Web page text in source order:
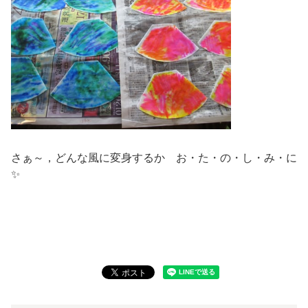
さぁ～，どんな風に変身するか お・た・の・し・み・に
✨